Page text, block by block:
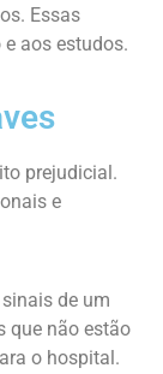
Essas
aos estudos.
prejudicial.
e
de um
que não estão
o hospital.